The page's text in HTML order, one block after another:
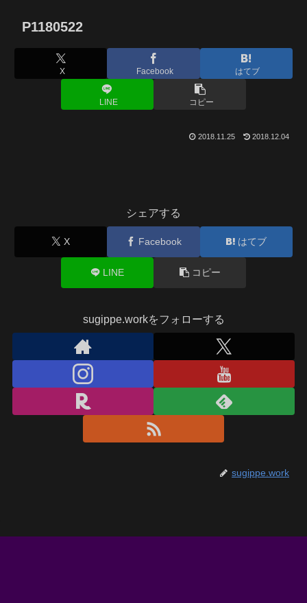
P1180522
X Facebook はてブ
LINE コピー
2018.11.25 2018.12.04
シェアする
X Facebook はてブ
LINE コピー
sugippe.workをフォローする
sugippe.work